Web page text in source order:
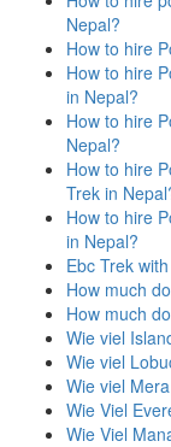
Nepal?
How to hire
How to hire
in Nepal?
How to hire
Nepal?
How to hire
Trek in
How to hire
in Nepal?
Ebc Trek
How much
How much
Wie viel
Wie viel
Wie viel
Wie Viel
Wie Viel